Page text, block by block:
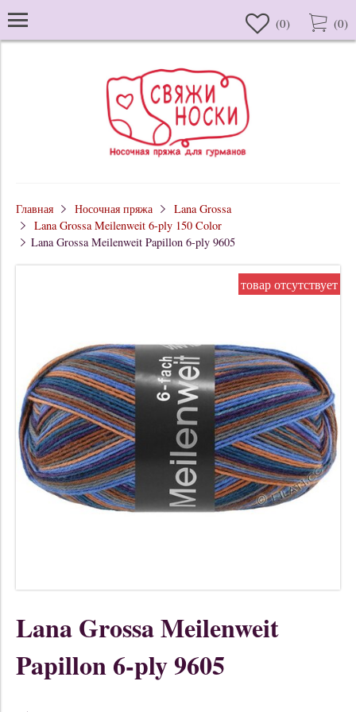
(0) (0)
Главная Носочная пряжа
Lana Grossa
Lana Grossa Meilenweit 6-ply 150 Color
Lana Grossa Meilenweit Papillon 6-ply 9605
товар отсутствует
Lana Grossa Meilenweit
Papillon 6-ply 9605